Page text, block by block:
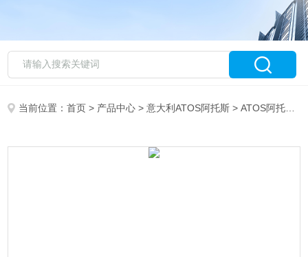
当前位置：首页 > 产品中心 >意大利ATOS阿托斯 >ATOS阿托斯比例阀